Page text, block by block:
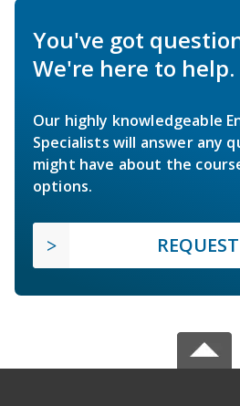
You've got
We're here to help.
Our highly knowledgeable
Specialists will answer any
might have about the
options.